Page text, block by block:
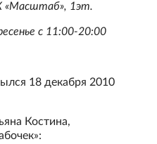
«Масштаб», 1эт.
с 11:00-20:00
18 декабря 2010
Костина,